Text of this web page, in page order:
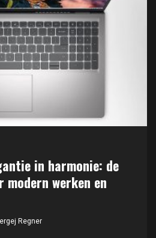
in harmonie: de
werken en
Regner